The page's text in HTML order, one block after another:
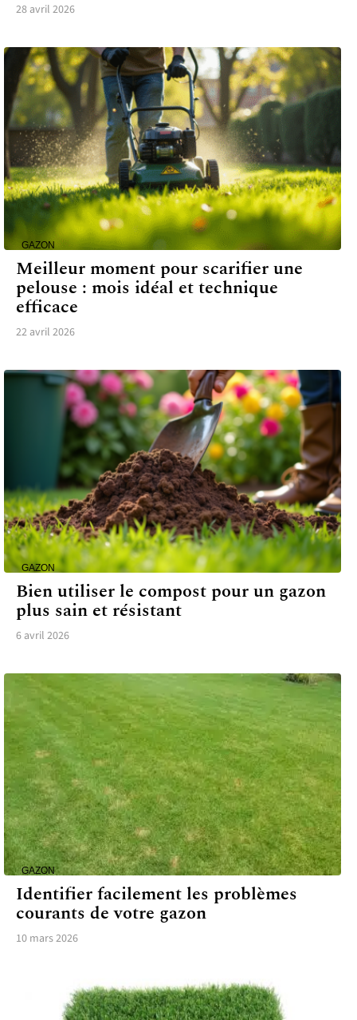
28 avril 2026
GAZON
Meilleur moment pour scarifier une
pelouse : mois idéal et technique
efficace
22 avril 2026
GAZON
Bien utiliser le compost pour un gazon
plus sain et résistant
6 avril 2026
GAZON
Identifier facilement les problèmes
courants de votre gazon
10 mars 2026